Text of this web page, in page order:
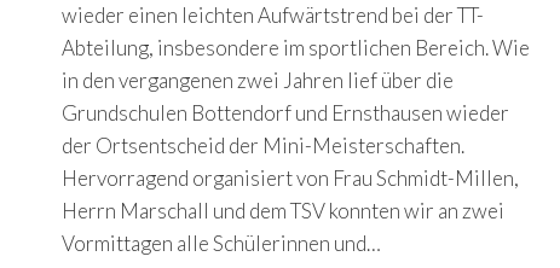
wieder einen leichten Aufwärtstrend bei der TT-
Abteilung, insbesondere im sportlichen Bereich. Wie
in den vergangenen zwei Jahren lief über die
Grundschulen Bottendorf und Ernsthausen wieder
der Ortsentscheid der Mini-Meisterschaften.
Hervorragend organisiert von Frau Schmidt-Millen,
Herrn Marschall und dem TSV konnten wir an zwei
Vormittagen alle Schülerinnen und…